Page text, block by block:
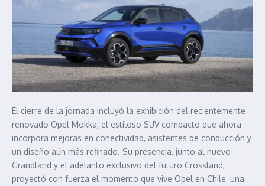
El cierre de la jornada incluyó la exhibición del recientemente
renovado Opel Mokka, el estiloso SUV compacto que ahora
incorpora mejoras en conectividad, asistentes de conducción y
un diseño aún más refinado. Su presencia, junto al nuevo
Grandland y el adelanto exclusivo del futuro Crossland,
proyectó con fuerza el momento que vive Opel en Chile: una